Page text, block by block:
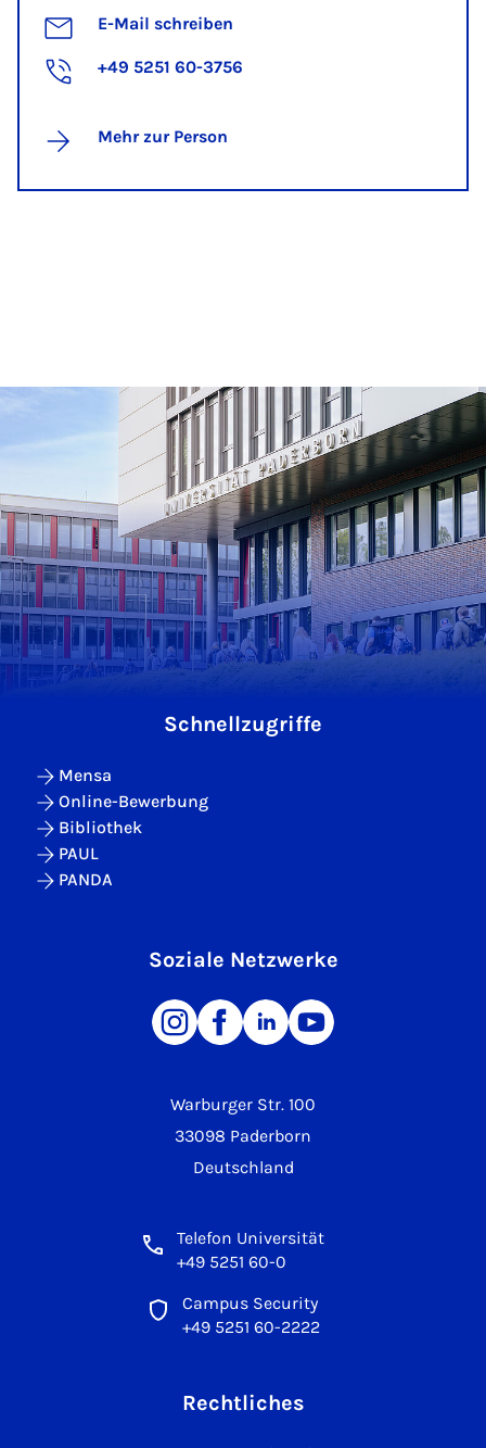
E-Mail schreiben
+49 5251 60-3756
Mehr zur Person
Warburger Str. 100
33098 Paderborn
Deutschland
Telefon Universität
+49 5251 60-0
Campus Security
+49 5251 60-2222
Schnellzugriffe
Mensa
Online-Bewerbung
Bibliothek
PAUL
PANDA
Soziale Netzwerke
Rechtliches